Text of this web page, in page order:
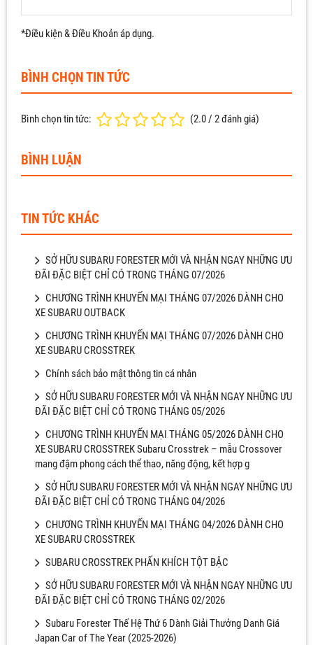
*Điều kiện & Điều Khoản áp dụng.
BÌNH CHỌN TIN TỨC
Bình chọn tin tức: (2.0/ 2đánh giá)
BÌNH LUẬN
TIN TỨC KHÁC
SỞ HỮU SUBARU FORESTER MỚI VÀ NHẬN NGAY NHỮNG ƯU
ĐÃI ĐẶC BIỆT CHỈ CÓ TRONG THÁNG 07/2026
CHƯƠNG TRÌNH KHUYẾN MẠI THÁNG 07/2026 DÀNH CHO
XE SUBARU OUTBACK
CHƯƠNG TRÌNH KHUYẾN MẠI THÁNG 07/2026 DÀNH CHO
XE SUBARU CROSSTREK
Chính sách bảo mật thông tin cá nhân
SỞ HỮU SUBARU FORESTER MỚI VÀ NHẬN NGAY NHỮNG ƯU
ĐÃI ĐẶC BIỆT CHỈ CÓ TRONG THÁNG 05/2026
CHƯƠNG TRÌNH KHUYẾN MẠI THÁNG 05/2026 DÀNH CHO
XE SUBARU CROSSTREK Subaru Crosstrek – mẫu Crossover
mang đậm phong cách thể thao, năng động, kết hợp g
SỞ HỮU SUBARU FORESTER MỚI VÀ NHẬN NGAY NHỮNG ƯU
ĐÃI ĐẶC BIỆT CHỈ CÓ TRONG THÁNG 04/2026
CHƯƠNG TRÌNH KHUYẾN MẠI THÁNG 04/2026 DÀNH CHO
XE SUBARU CROSSTREK
SUBARU CROSSTREK PHẤN KHÍCH TỘT BẬC
SỞ HỮU SUBARU FORESTER MỚI VÀ NHẬN NGAY NHỮNG ƯU
ĐÃI ĐẶC BIỆT CHỈ CÓ TRONG THÁNG 02/2026
Subaru Forester Thế Hệ Thứ 6 Dành Giải Thưởng Danh Giá
Japan Car of The Year (2025-2026)